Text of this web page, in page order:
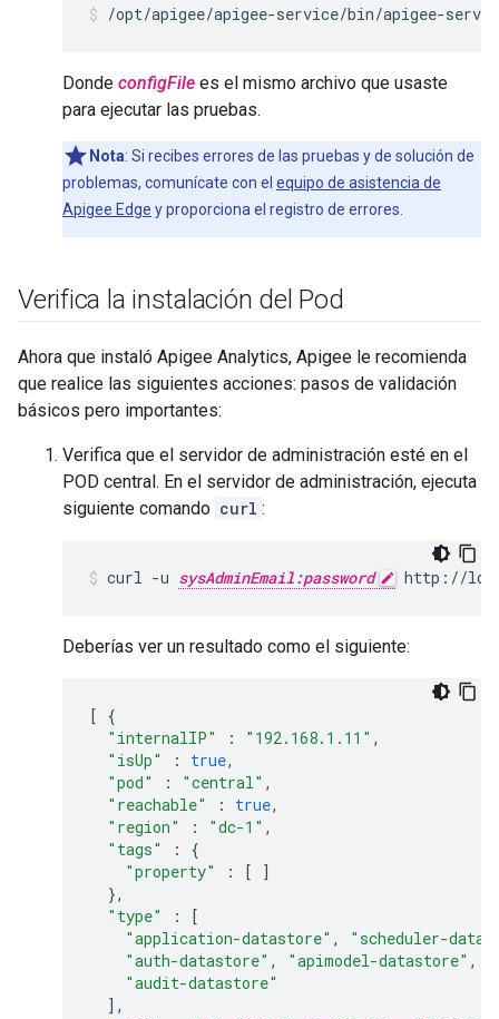
/opt/apigee/apigee-service/bin/apigee-
Donde configFile es el mismo archivo que usaste
para ejecutar las pruebas.
Nota: Si recibes errores de las pruebas y de solución de
problemas, comunícate con el equipo de asistencia de
Apigee Edge y proporciona el registro de errores.
Verifica la instalación del Pod
Ahora que instaló Apigee Analytics, Apigee le recomienda
que realice las siguientes acciones: pasos de validación
básicos pero importantes:
Verifica que el servidor de administración esté en el
POD central. En el servidor de administración, ejecuta
siguiente comando curl :
curl -u sysAdminEmail:password http://
Deberías ver un resultado como el siguiente:
[ {
"internalIP"
: "192.168.1.11" ,
"isUp"
: true,
"pod"
: "central" ,
"reachable"
: true,
"region"
: "dc-1" ,
"tags"
:
{
"property"
: [
]
},
"type"
:
[
"application-datastore" ,
"scheduler-
"auth-datastore" , "apimodel-datastore" ,
"audit-datastore"
],